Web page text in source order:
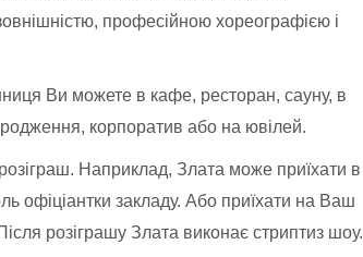
професійною хореографією і
Ви можете в кафе, ресторан, сауну, в
корпоратив або на ювілей.
Наприклад, Злата може приїхати в
офіціантки закладу. Або приїхати на Ваш
розіграшу Злата виконає стриптиз шоу.